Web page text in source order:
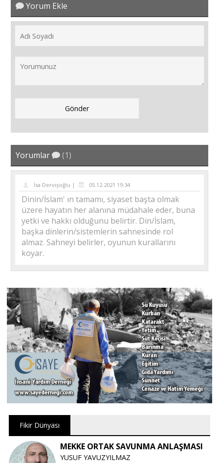
Yorum Ekle
Yorumlar (1)
İsa Dervişoğlu | 05.12.2021 19:34
Dinin/İslam' ın tamamı, siyaset başta olmak
üzere hayatın her alanına müdahale eder, buna
yetki ve hakkı olduğunu belirtir. Din/İslam,
başka dinlerin/sistemlerin sahnesinde rol
almaz. Sahneyi belirler, oyunun kurallarını
koyar.
Fikir Dünyası
MEKKE ORTAK SAVUNMA ANLAŞMASI
YUSUF YAVUZYILMAZ